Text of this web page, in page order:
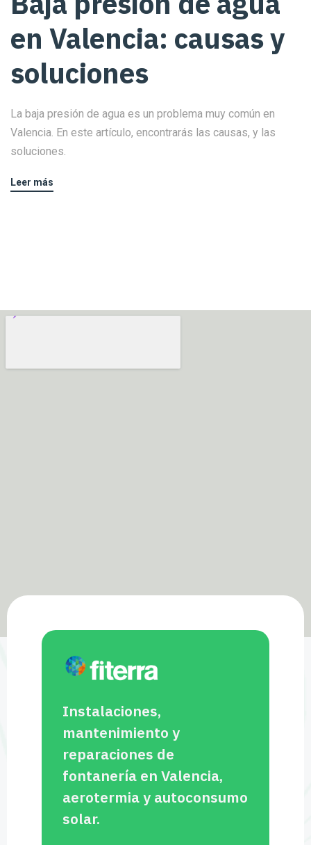
en Valencia: causas y
soluciones
La baja presión de agua es un problema muy común en
Valencia. En este artículo, encontrarás las causas, y las
soluciones.
Leer más
Instalaciones,
mantenimiento y
reparaciones de
fontanería en Valencia,
aerotermia y autoconsumo
solar.